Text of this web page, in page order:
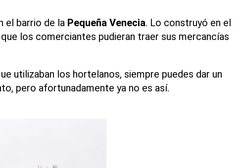
el barrio de la Pequeña Venecia. Lo construyó en el
los comerciantes pudieran traer sus mercancías
utilizaban los hortelanos, siempre puedes dar un
pero afortunadamente ya no es así.